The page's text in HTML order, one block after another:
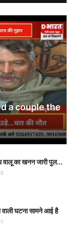
a couple the
वालू का खनन जारी पुल...
घटना सामने आई है